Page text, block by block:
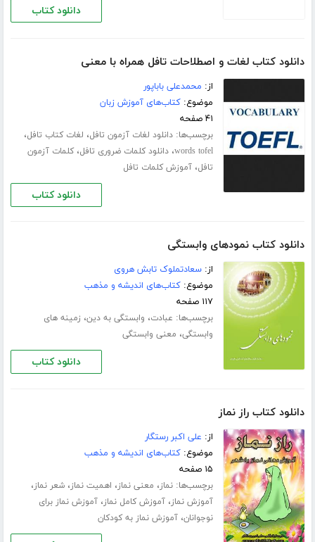
دانلود کتاب
دانلود کتاب لغات و اصطلاحات تافل همراه با معنی
از: محمدعلی باباپور
موضوع:کتاب‌های آموزش زبان
۴۱ صفحه
برچسب‌ها:دانلود لغات آزمون تافل، لغات کتاب تافل،
words tofel،دانلود کلمات ضروری تافل،کلمات آزمون
تافل،آموزش کلمات تافل
دانلود کتاب
دانلود کتاب نمودهای وابستگی
از:سعادتملوک تابش هروی
موضوع:کتاب‌های اندیشه و مذهب
۱۱۷ صفحه
برچسب‌ها: عبادت، وابستگی به دین، زمینه های
وابستگی، معنی وابستگی
دانلود کتاب
دانلود کتاب راز نماز
از: علی اکبر رستگار
موضوع:کتاب‌های اندیشه و مذهب
۱۵ صفحه
برچسب‌ها:نماز، معنی نماز، اهمیت نماز،شعر نماز،
آموزش نماز،آموزش کامل نماز،آموزش نماز برای
نوجوانان،آموزش نماز به کودکان